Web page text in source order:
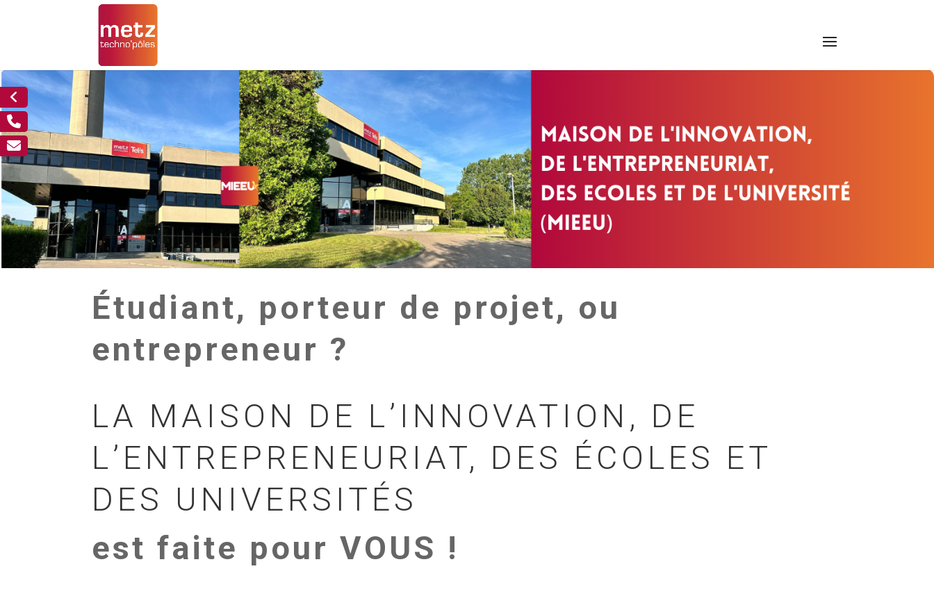
Étudiant, porteur de projet, ou
entrepreneur ?
LA MAISON DE L’INNOVATION, DE
L’ENTREPRENEURIAT, DES ÉCOLES ET
DES UNIVERSITÉS
est faite pour VOUS !